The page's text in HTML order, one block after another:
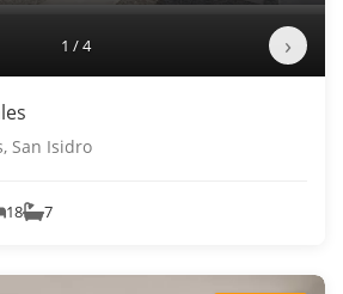
1 / 4 ›
San Isidro
18 7